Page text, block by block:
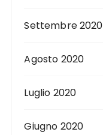
Settembre 2020
Agosto 2020
Luglio 2020
Giugno 2020